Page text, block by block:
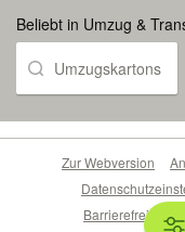
Beliebt in Umzug &
Umzugskartons
Zur Webversion